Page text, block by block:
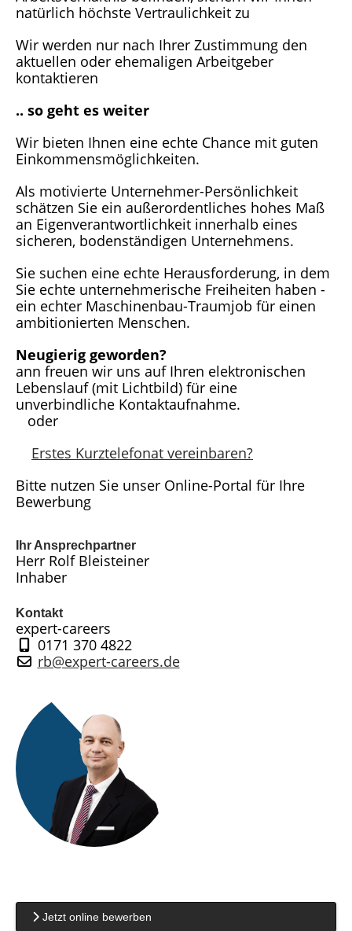
natürlich höchste Vertraulichkeit zu
Wir werden nur nach Ihrer Zustimmung den
aktuellen oder ehemaligen Arbeitgeber
kontaktieren
.. so geht es weiter
Wir bieten Ihnen eine echte Chance mit guten
Einkommensmöglichkeiten.
Als motivierte Unternehmer-Persönlichkeit
schätzen Sie ein außerordentliches hohes Maß
an Eigenverantwortlichkeit innerhalb eines
sicheren, bodenständigen Unternehmens.
Sie suchen eine echte Herausforderung, in dem
Sie echte unternehmerische Freiheiten haben -
ein echter Maschinenbau-Traumjob für einen
ambitionierten Menschen.
Neugierig geworden?
ann freuen wir uns auf Ihren elektronischen
Lebenslauf (mit Lichtbild) für eine
unverbindliche Kontaktaufnahme.
oder
Erstes Kurztelefonat vereinbaren?
Bitte nutzen Sie unser Online-Portal für Ihre
Bewerbung
Ihr Ansprechpartner
Herr Rolf Bleisteiner
Inhaber
Kontakt
expert-careers
0171 370 4822
rb@expert-careers.de
Jetzt online bewerben